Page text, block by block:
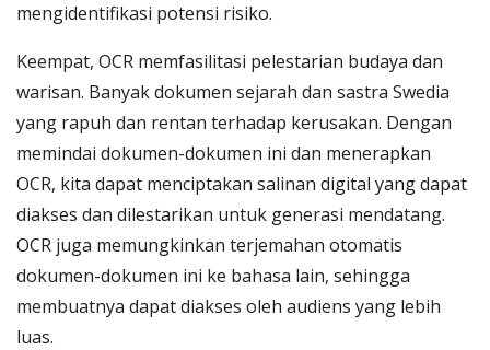
mengidentifikasi potensi risiko.
Keempat, OCR memfasilitasi pelestarian budaya dan
warisan. Banyak dokumen sejarah dan sastra Swedia
yang rapuh dan rentan terhadap kerusakan. Dengan
memindai dokumen-dokumen ini dan menerapkan
OCR, kita dapat menciptakan salinan digital yang dapat
diakses dan dilestarikan untuk generasi mendatang.
OCR juga memungkinkan terjemahan otomatis
dokumen-dokumen ini ke bahasa lain, sehingga
membuatnya dapat diakses oleh audiens yang lebih
luas.